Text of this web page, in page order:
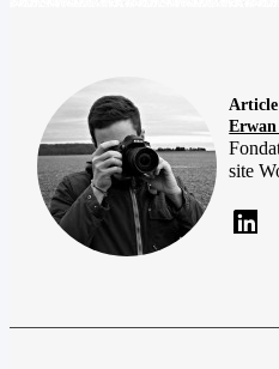
site